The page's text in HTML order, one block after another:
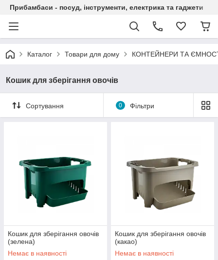
Прибамбаси - посуд, інструменти, електрика та гаджети
Каталог Товари для дому КОНТЕЙНЕРИ ТА
Кошик для зберігання овочів
Сортування 0 Фільтри
Кошик для зберігання овочів
(зелена)
Немає в наявності
Кошик для зберігання овочів
(какао)
Немає в наявності